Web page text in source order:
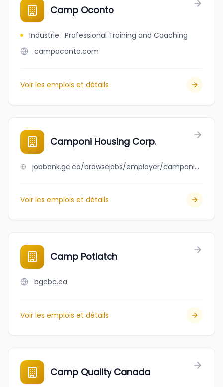
Camp Oconto
Industrie: Professional Training and Coaching
campoconto.com
Voir les emplois et détails
Camponi Housing Corp.
jobbank.gc.ca/browsejobs/employer/camponi+housing+corp./ca
Voir les emplois et détails
Camp Potlatch
bgcbc.ca
Voir les emplois et détails
Camp Quality Canada